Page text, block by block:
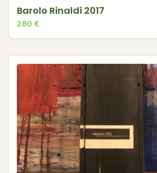
Barolo Rinaldi 2017
280 €